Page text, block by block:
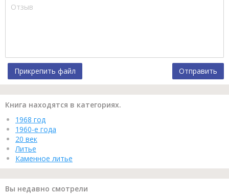
Прикрепить файл Отправить
Книга находятся в категориях.
1968 год
1960-е года
20 век
Литье
Каменное литье
Вы недавно смотрели